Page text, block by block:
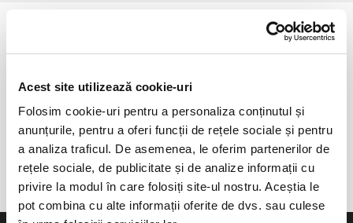
Acest site utilizează cookie-uri
Folosim cookie-uri pentru a personaliza conținutul și
anunțurile, pentru a oferi funcții de rețele sociale și pentru
a analiza traficul. De asemenea, le oferim partenerilor de
rețele sociale, de publicitate și de analize informații cu
privire la modul în care folosiți site-ul nostru. Aceștia le
pot combina cu alte informații oferite de dvs. sau culese
0 evenimente in viitorul apropiat
anunta-ma pe email cand apare urmatorul eveniment la
Rasnov